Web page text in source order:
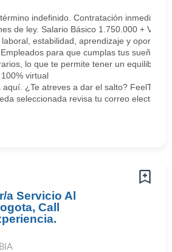
indefinido. Contratación inmediata.
de ley. Salario Básico 1.750.000 +
estabilidad, aprendizaje y
para que cumplas tus sueños y
lo que te permite tener un equilibrio
virtual
¿Te atreves a dar el salto?
seleccionada revisa tu correo
a Servicio Al
Call